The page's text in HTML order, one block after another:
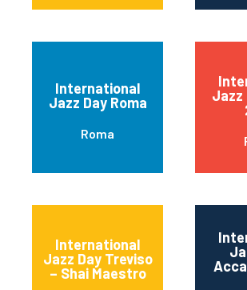
International
Jazz Day Roma
Roma
Jazz
International
Jazz Day Treviso
– Shai Maestro